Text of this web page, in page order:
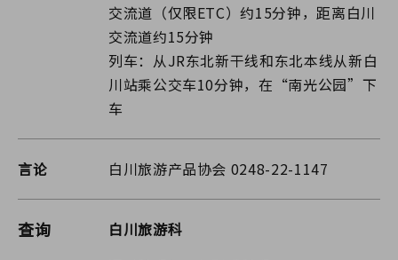
交流道（仅限ETC）约15分钟，距离白川
交流道约15分钟
列车：从JR东北新干线和东北本线从新白
川站乘公交车10分钟，在“南光公园”下
车
言论 白川旅游产品协会 0248-22-1147
查询
白川旅游科